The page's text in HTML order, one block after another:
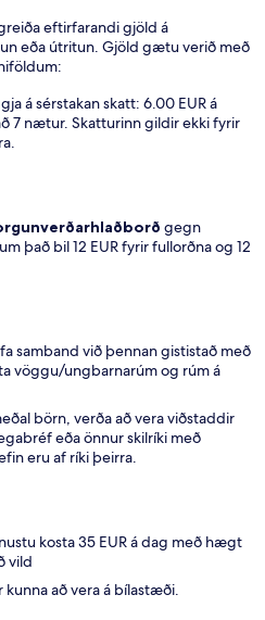
eftirfarandi gjöld á
eða útritun. Gjöld gætu verið með
á sérstakan skatt: 6.00 EUR á
7 nætur. Skatturinn gildir ekki fyrir
gegn
það bil 12 EUR fyrir fullorðna og 12
samband við þennan gististað með
vöggu/ungbarnarúm og rúm á
börn, verða að vera viðstaddir
eða önnur skilríki með
eru af ríki þeirra.
kosta 35 EUR á dag með hægt
vild
að vera á bílastæði.